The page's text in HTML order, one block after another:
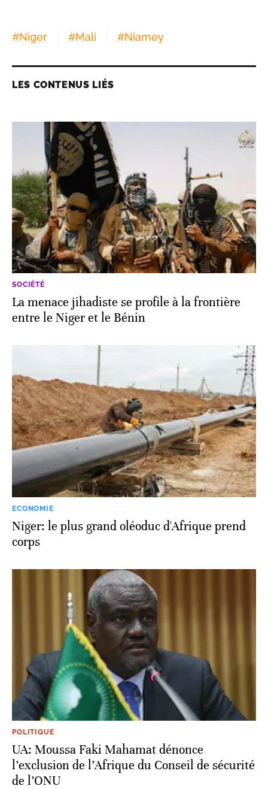
#Niger #Mali #Niamey
LES CONTENUS LIÉS
SOCIÉTÉ
La menace jihadiste se profile à la frontière
entre le Niger et le Bénin
ECONOMIE
Niger: le plus grand oléoduc d'Afrique prend
corps
POLITIQUE
UA: Moussa Faki Mahamat dénonce
l’exclusion de l’Afrique du Conseil de sécurité
de l’ONU